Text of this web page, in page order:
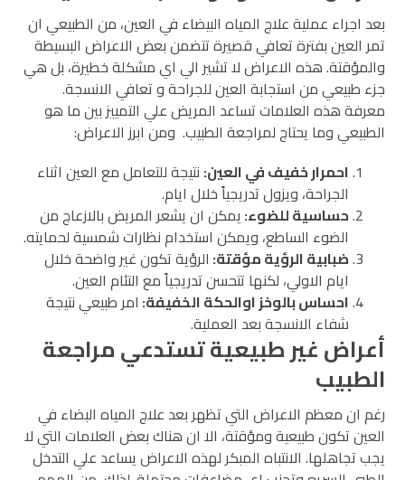
بعد اجراء عملية علاج المياه البيضاء في العين، من الطبيعي ان
تمر العين بفترة تعافي قصيرة تتضمن بعض الاعراض البسيطة
والمؤقتة. هذه الاعراض لا تشير الي اي مشكلة خطيرة، بل هي
جزء طبيعي من استجابة العين للجراحة و تعافي الانسجة.
معرفة هذه العلامات تساعد المريض علي التمييز بين ما هو
الطبيعي وما يحتاج لمراجعة الطبيب. ومن ابرز الاعراض:
احمرار خفيف في العين: نتيجة للتعامل مع العين اثناء
الجراحة، ويزول تدريجياً خلال ايام.
حساسية للضوء: يمكن ان يشعر المريض بالازعاج من
الضوء الساطع، ويمكن استخدام نظارات شمسية لحمايته.
ضبابية الرؤية مؤقتة: الرؤية تكون غير واضحة خلال
ايام الاولي، لكنها تتحسن تدريجياً مع التئام العين.
احساس بالوخز اوالحكة الخفيفة: امر طبيعي نتيجة
شفاء الانسجة بعد العملية.
أعراض غير طبيعية تستدعي مراجعة
الطبيب
رغم ان معظم الاعراض التي تظهر بعد علاج المياه البضاء في
العين تكون طبيعية ومؤقتة، الا ان هناك بعض العلامات التي لا
يجب تجاهلها. الانتباه المبكر لهذه الاعراض يساعد علي التدخل